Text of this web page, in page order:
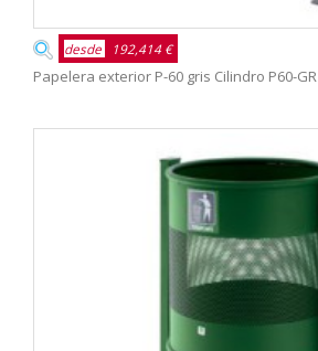
desde 192,414 €
Papelera exterior P-60 gris Cilindro P60-GR